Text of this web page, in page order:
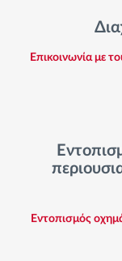
Επικοινωνία με
Εντοπισμός